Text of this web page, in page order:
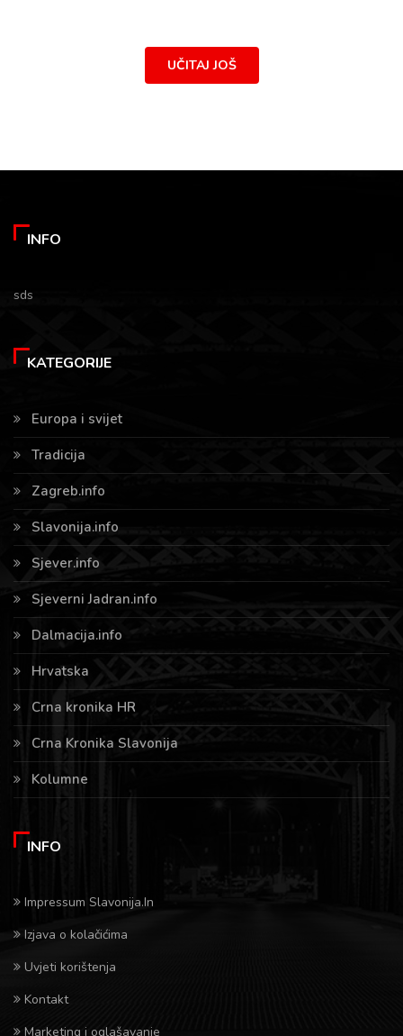
UČITAJ JOŠ
INFO
sds
KATEGORIJE
Europa i svijet
Tradicija
Zagreb.info
Slavonija.info
Sjever.info
Sjeverni Jadran.info
Dalmacija.info
Hrvatska
Crna kronika HR
Crna Kronika Slavonija
Kolumne
INFO
Impressum Slavonija.In
Izjava o kolačićima
Uvjeti korištenja
Kontakt
Marketing i oglašavanje